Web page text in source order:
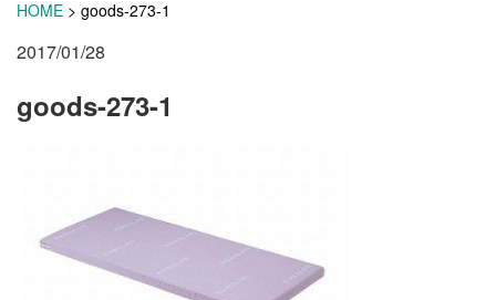
(宿泊)
アクセス
HOME > goods-273-1
2017/01/28
goods-273-1